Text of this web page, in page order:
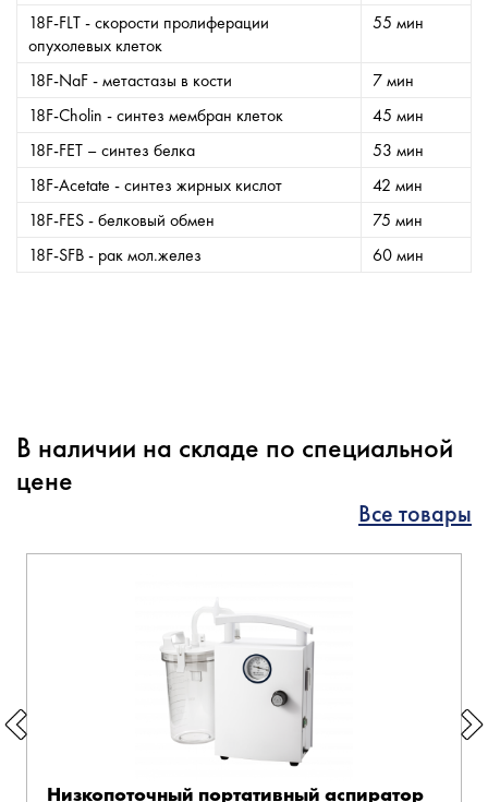
18F-FLT - скорости пролиферации
опухолевых клеток
55 мин
18F-NaF - метастазы в кости
7 мин
18F-Cholin - синтез мембран клеток
45 мин
18F-FET – синтез белка
53 мин
18F-Acetate - синтез жирных кислот
42 мин
18F-FES - белковый обмен
75 мин
18F-SFB - рак мол.желез
60 мин
В наличии на складе по специальной
цене
Все товары
Низкопоточный портативный аспиратор